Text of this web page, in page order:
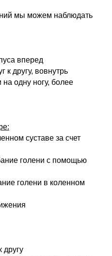
мы можем наблюдать
вперед
к другу, вовнутрь
одну ногу, более
суставе за счет
голени с помощью
голени в коленном
другу
и среднего